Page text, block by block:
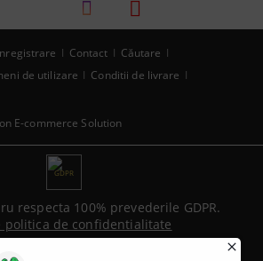
E-commerce Solution
Contact
Căutare
de utilizare
Conditii de livrare
GDPR
respecta 100% prevederile GDPR.
politica de confidentialitate